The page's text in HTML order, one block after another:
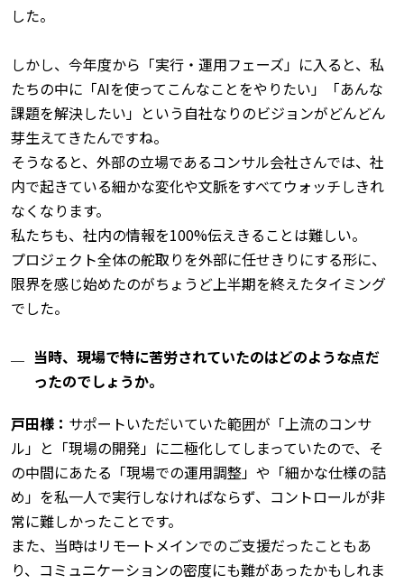
した。
しかし、今年度から「実行・運用フェーズ」に入ると、私
たちの中に「AIを使ってこんなことをやりたい」「あんな
課題を解決したい」という自社なりのビジョンがどんどん
芽生えてきたんですね。
そうなると、外部の立場であるコンサル会社さんでは、社
内で起きている細かな変化や文脈をすべてウォッチしきれ
なくなります。
私たちも、社内の情報を100%伝えきることは難しい。
プロジェクト全体の舵取りを外部に任せきりにする形に、
限界を感じ始めたのがちょうど上半期を終えたタイミング
でした。
当時、現場で特に苦労されていたのはどのような点だ
ったのでしょうか。
戸田様： サポートいただいていた範囲が「上流のコンサ
ル」と「現場の開発」に二極化してしまっていたので、そ
の中間にあたる「現場での運用調整」や「細かな仕様の詰
め」を私一人で実行しなければならず、コントロールが非
常に難しかったことです。
また、当時はリモートメインでのご支援だったこともあ
り、コミュニケーションの密度にも難があったかもしれま